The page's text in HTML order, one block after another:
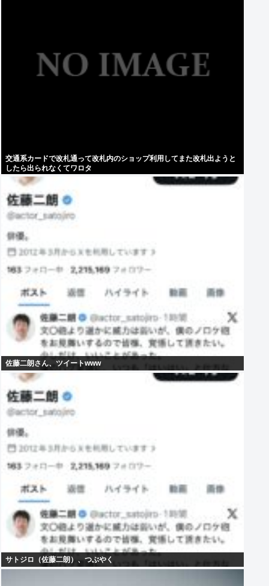
交通系カードで改札通って改札内のショップ利用してまた改札出ようと
したら出られなくてワロタ
佐藤二朗さん、ツイートwww
サトジロ（佐藤二朗）、つぶやく